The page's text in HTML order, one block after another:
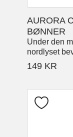
AURORA
BØNNER
Under den
nordlyset
149 KR